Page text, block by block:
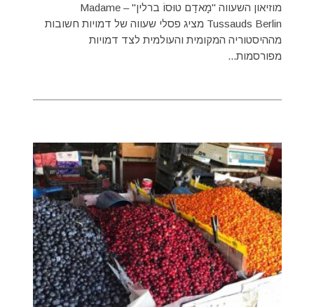
מוזיאון השעווה "מָאדַם טוּסוֹ ברלין" – Madame
Tussauds Berlin מציג פסלי שעווה של דמויות חשובות
מההיסטוריה המקומית והעולמית לצד דמויות
מפורסמות...